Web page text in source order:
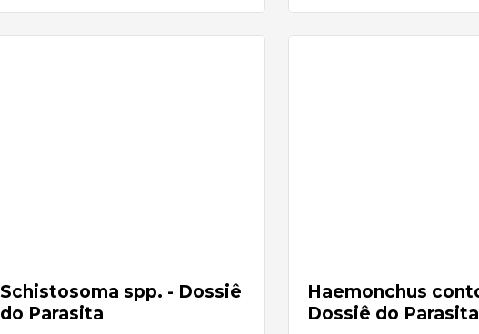
Schistosoma spp. - Dossiê
do Parasita
Haemonchus
Dossiê do Parasita